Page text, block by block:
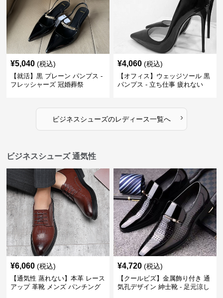
¥5,040 (税込)
【就活】黒 プレーン パンプス -
フレッシャーズ 冠婚葬祭
¥4,060 (税込)
【オフィス】ウェッジソール 黒
パンプス - 立ち仕事 疲れない
ビジネスシューズのレディース一覧へ ›
ビジネスシューズ 通気性
¥6,060 (税込)
【通気性 蒸れない】本革 レース
アップ 革靴 メンズ パンチング
¥4,720 (税込)
【クールビズ】金属飾り付き 通
気孔デザイン 紳士靴 - 足元涼し